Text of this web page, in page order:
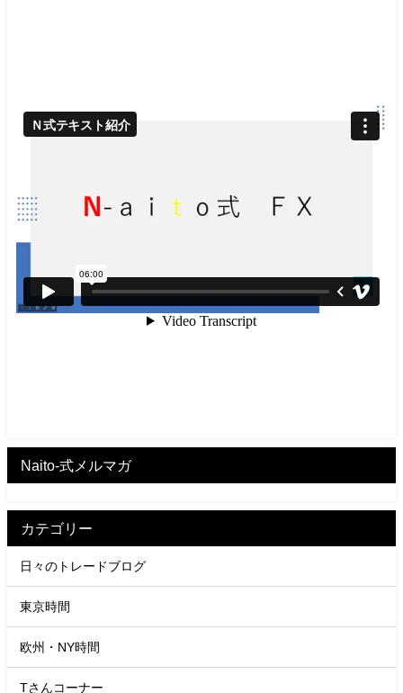
Naito-式メルマガ
カテゴリー
日々のトレードブログ
東京時間
欧州・NY時間
Tさんコーナー